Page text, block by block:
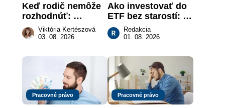
Keď rodič nemôže
rozhodnúť:
nahradenie prejavu
vôle súdom v
Viktória Kertészová
03. 08. 2026
Ako investovať do
ETF bez starostí:
Investičné plány,
ktoré urobia prácu
Redakcia
01. 08. 2026
Pracovné právo Pracovné právo